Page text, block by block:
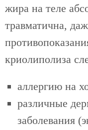
жира на теле
травматична,
криолиполиза
аллергию на
различные
заболевания